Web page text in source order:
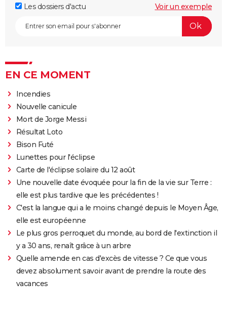
Les dossiers d'actu
Voir un exemple
EN CE MOMENT
Incendies
Nouvelle canicule
Mort de Jorge Messi
Résultat Loto
Bison Futé
Lunettes pour l'éclipse
Carte de l'éclipse solaire du 12 août
Une nouvelle date évoquée pour la fin de la vie sur Terre :
elle est plus tardive que les précédentes !
C'est la langue qui a le moins changé depuis le Moyen Âge,
elle est européenne
Le plus gros perroquet du monde, au bord de l'extinction il
y a 30 ans, renaît grâce à un arbre
Quelle amende en cas d'excès de vitesse ? Ce que vous
devez absolument savoir avant de prendre la route des
vacances